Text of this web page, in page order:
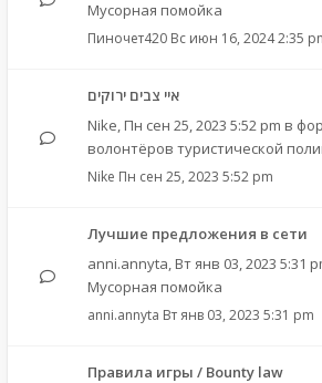
Мусорная помойка
Пиночет420 Вс июн 16, 2024 2:35
איי צבים ירוקים
Nike, Пн сен 25, 2023 5:52 pm в
волонтёров туристической
Nike Пн сен 25, 2023 5:52 pm
Лучшие предложения в сети
anni.annyta, Вт янв 03, 2023 5:31
Мусорная помойка
anni.annyta Вт янв 03, 2023 5:31 pm
Правила игры / Bounty law